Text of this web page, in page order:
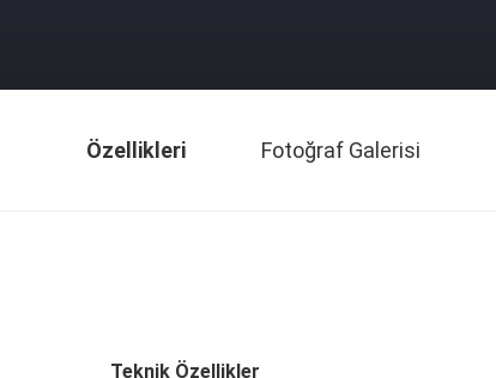
Özellikleri Fotoğraf Galerisi
Teknik Özellikler